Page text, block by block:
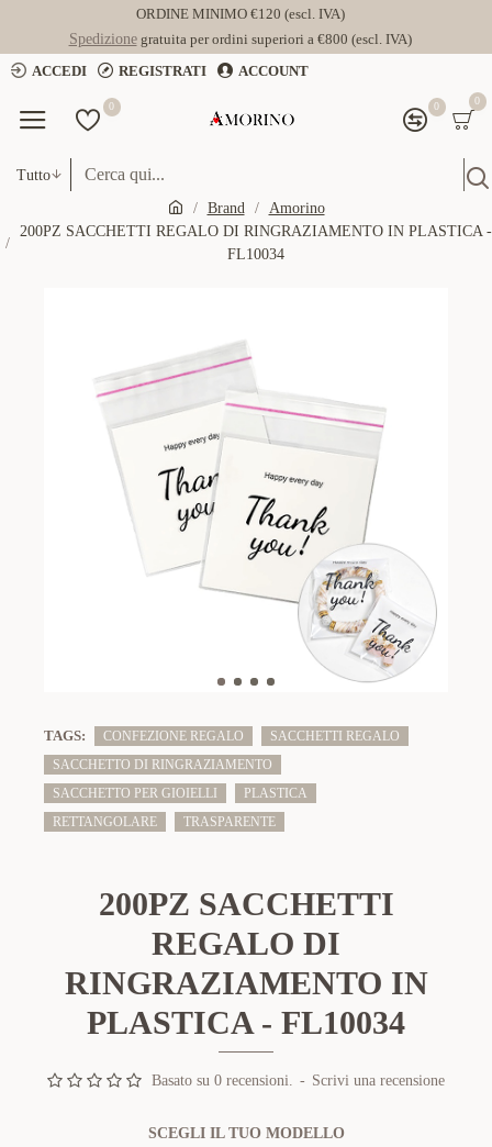
ORDINE MINIMO €120 (escl. IVA)
Spedizionegratuita per ordini superiori a €800 (escl. IVA)
ACCEDI
REGISTRATI ACCOUNT
0 0 0
Tutto
Brand
Amorino
200PZ SACCHETTI REGALO DI RINGRAZIAMENTO IN PLASTICA -
FL10034
TAGS: CONFEZIONE REGALO
SACCHETTI REGALO
SACCHETTO DI RINGRAZIAMENTO
SACCHETTO PER GIOIELLI
PLASTICA
RETTANGOLARE
TRASPARENTE
200PZ SACCHETTI
REGALO DI
RINGRAZIAMENTO IN
PLASTICA - FL10034
Basato su 0 recensioni. - Scrivi una recensione
SCEGLI IL TUO MODELLO